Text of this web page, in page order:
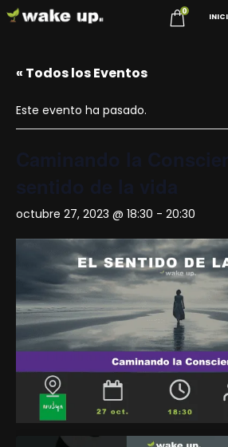
0
« Todos los Eventos
Este evento ha pasado.
octubre 27, 2023 @ 18:30 - 20:30